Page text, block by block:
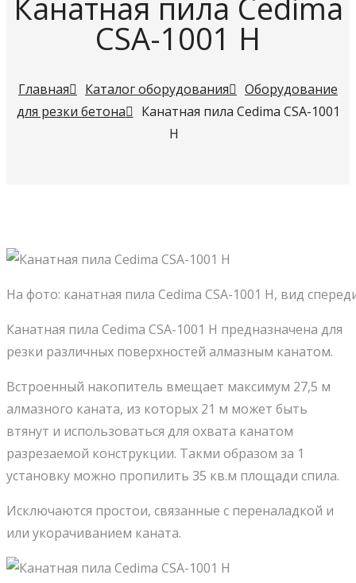
CSA-1001 H
Главная Каталог оборудования
Оборудование
для резки бетона
Канатная пила Cedima CSA-1001
H
На фото: канатная пила Cedima CSA-1001 H, вид
Канатная пила Cedima CSA-1001 H предназначена для
резки различных поверхностей алмазным канатом.
Встроенный накопитель вмещает максимум 27,5 м
алмазного каната, из которых 21 м может быть
втянут и использоваться для охвата канатом
разрезаемой конструкции. Такми образом за 1
установку можно пропилить 35 кв.м площади спила.
Исключаются простои, связанные с переналадкой и
или укорачиванием каната.